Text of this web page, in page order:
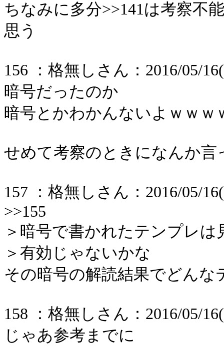
ちなみに多分>>141は考察不
思う
156 ：格無しさん：2016/05/
暗号だったのか
暗号とかわかんないよｗｗｗ
せめて考察のときになんか言
157 ：格無しさん：2016/05/
>>155
＞暗号で書かれたテンプレ
＞有効じゃないかな
その暗号の解読結果でどん
158 ：格無しさん：2016/05/
じゃあ参考までに